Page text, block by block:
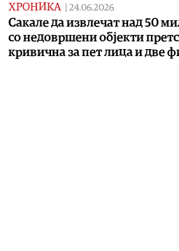
ХРОНИКА 24.06.2026
Сакале да извлечат над 50
со недовршени објекти
кривична за пет лица и две